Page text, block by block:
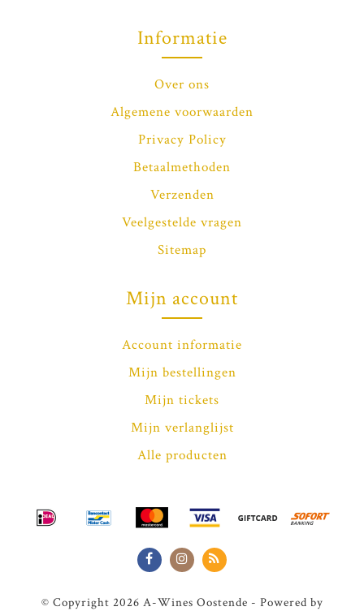
Informatie
Over ons
Algemene voorwaarden
Privacy Policy
Betaalmethoden
Verzenden
Veelgestelde vragen
Sitemap
Mijn account
Account informatie
Mijn bestellingen
Mijn tickets
Mijn verlanglijst
Alle producten
© Copyright 2026 A-Wines Oostende - Powered by